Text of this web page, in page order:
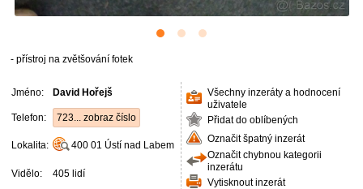
- přístroj na zvětšování fotek
Jméno: David Hořejš
Telefon: 723... zobraz číslo
Lokalita: 400 01 Ústí nad Labem
Vidělo: 405 lidí
Všechny inzeráty a hodnocení
uživatele
Přidat do oblíbených
Označit špatný inzerát
Označit chybnou kategorii
inzerátu
Vytisknout inzerát